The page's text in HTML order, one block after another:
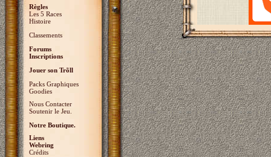
Règles
Les 5 Races
Histoire
Classements
Forums
Inscriptions
Jouer son Trõll
Packs Graphiques
Goodies
Nous Contacter
Soutenir le Jeu.
Notre Boutique.
Liens
Webring
Crédits